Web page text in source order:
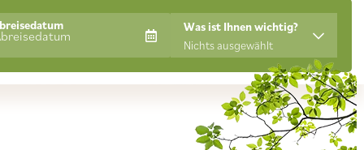
Was ist Ihnen wichtig?
Nichts ausgewählt